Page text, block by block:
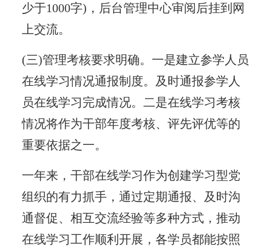
少于1000字)，后台管理中心审阅后挂到网
上交流。
(三)管理考核要求明确。一是建立参学人员
在线学习情况通报制度。及时通报参学人
员在线学习完成情况。二是在线学习考核
情况将作为干部年度考核、评先评优等的
重要依据之一。
一年来，干部在线学习作为创建学习型党
组织的有力抓手，通过定期通报、及时沟
通督促、相互交流经验等多种方式，推动
在线学习工作顺利开展，各学员都能按照